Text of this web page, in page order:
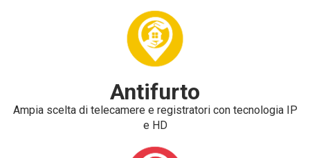
Antifurto
Ampia scelta di telecamere e registratori con tecnologia IP
e HD